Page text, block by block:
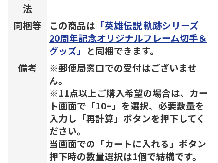
法
同梱等 この商品は 「英雄伝説 軌跡シリーズ
20周年記念オリジナルフレーム切手＆
グッズ」 と同梱できます。
備考
※郵便局窓口での受付はございませ
ん。
※11点以上ご購入希望の場合は、カー
ト画面で「10+」を選択、必要数量を
入力し「再計算」ボタンを押下してく
ださい。
当画面での「カートに入れる」ボタン
押下時の数量選択は1個で結構です。